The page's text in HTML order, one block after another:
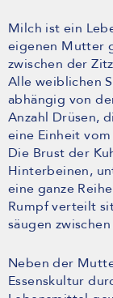
Milch ist ein
eigenen Mutter
zwischen der
Alle weiblichen
abhängig von
Anzahl Drüsen,
eine Einheit
Die Brust der
Hinterbeinen,
eine ganze
Rumpf verteilt
säugen
Neben der
Essenskultur